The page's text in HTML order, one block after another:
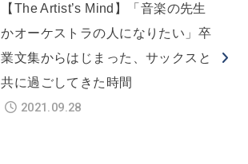
【The Artist’s Mind】「音楽の先生
かオーケストラの人になりたい」卒
業文集からはじまった、サックスと
共に過ごしてきた時間
2021.09.28